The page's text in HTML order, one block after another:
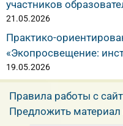
участников
21.05.2026
Практико-
«Экопросвещение:
19.05.2026
Правила работы с
Предложить материал